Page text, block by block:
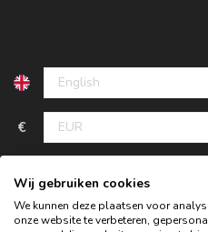
€
Wij gebruiken cookies
We kunnen deze plaatsen voor
onze website te verbeteren,